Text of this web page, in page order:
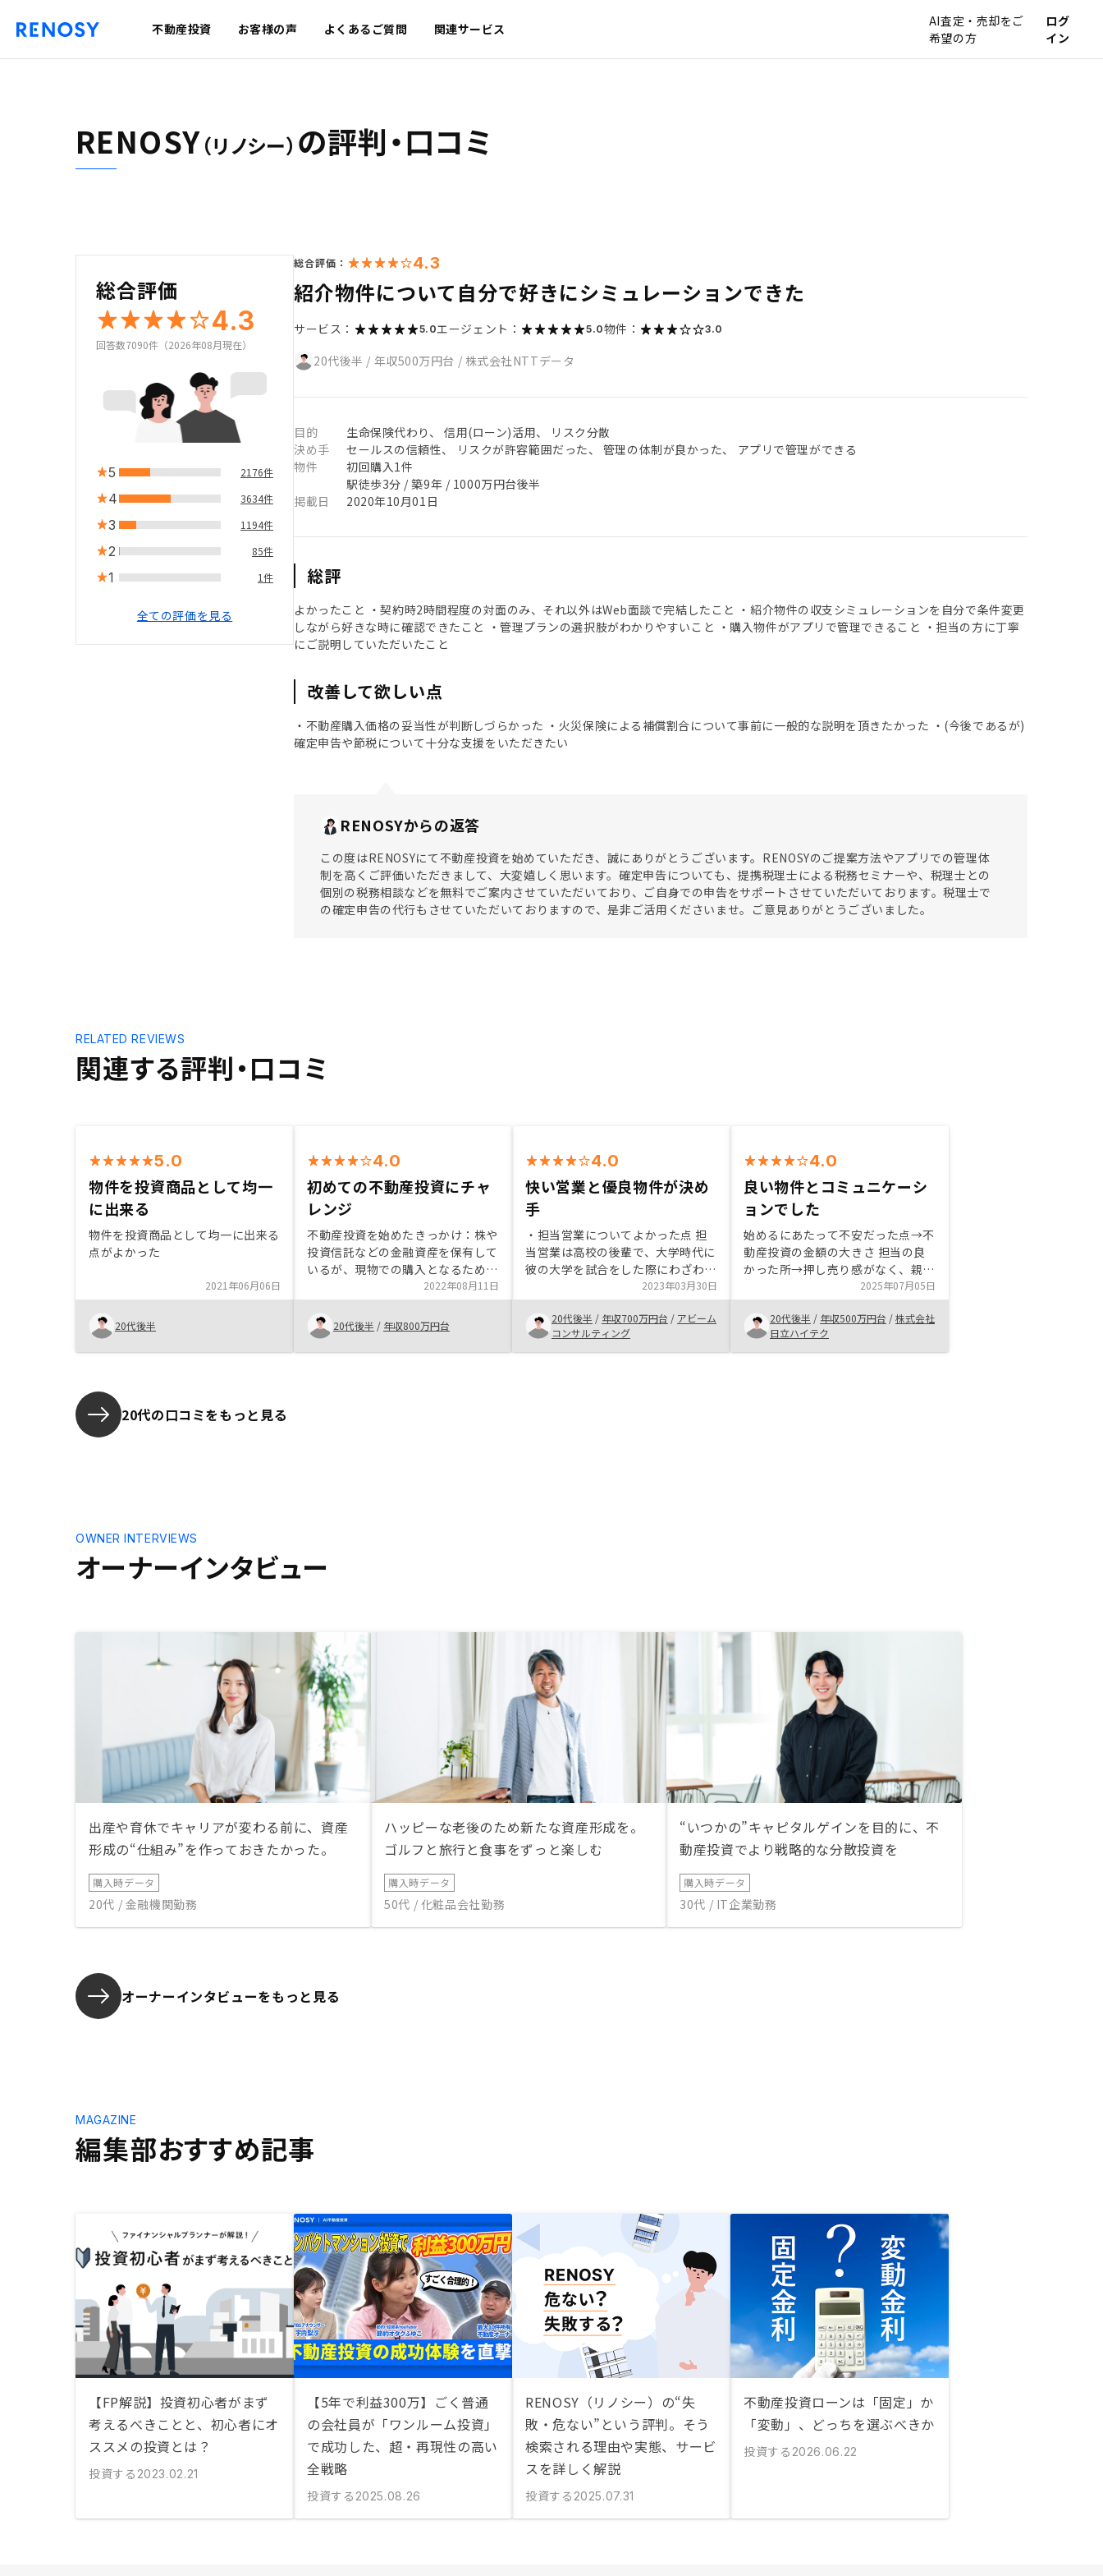
不動産投資 お客様の声 よくあるご質問 関連サービス
AI査定・売却をご
希望の方
ログ
イン
RENOSY（リノシー） の評判・口コミ
総合評価
4.3
回答数7090件（2026年08月現在）
5 2176件
4 3634件
3 1194件
2 85件
1 1件
全ての評価を見る
総合評価： 4.3
紹介物件について自分で好きにシミュレーションできた
サービス： 5.0エージェント： 5.0物件： 3.0
20代後半 / 年収500万円台 / 株式会社NTTデータ
目的
生命保険代わり、 信用(ローン)活用、 リスク分散
決め手
セールスの信頼性、 リスクが許容範囲だった、 管理の体制が良かった、 アプリで管理ができる
物件
初回購入1件
駅徒歩3分 / 築9年 / 1000万円台後半
掲載日
2020年10月01日
総評
よかったこと ・契約時2時間程度の対面のみ、それ以外はWeb面談で完結したこと ・紹介物件の収支シミュレーションを自分で条件変更
しながら好きな時に確認できたこと ・管理プランの選択肢がわかりやすいこと ・購入物件がアプリで管理できること ・担当の方に丁寧
にご説明していただいたこと
改善して欲しい点
・不動産購入価格の妥当性が判断しづらかった ・火災保険による補償割合について事前に一般的な説明を頂きたかった ・(今後であるが)
確定申告や節税について十分な支援をいただきたい
RENOSYからの返答
この度はRENOSYにて不動産投資を始めていただき、誠にありがとうございます。RENOSYのご提案方法やアプリでの管理体
制を高くご評価いただきまして、大変嬉しく思います。確定申告についても、提携税理士による税務セミナーや、税理士との
個別の税務相談などを無料でご案内させていただいており、ご自身での申告をサポートさせていただいております。税理士で
の確定申告の代行もさせていただいておりますので、是非ご活用くださいませ。ご意見ありがとうございました。
関連する評判・口コミ
RELATED REVIEWS
5.0
物件を投資商品として均一
に出来る
物件を投資商品として均一に出来る
点がよかった
2021年06月06日
20代後半
4.0
初めての不動産投資にチャ
レンジ
不動産投資を始めたきっかけ：株や
投資信託などの金融資産を保有して
いるが、現物での購入となるため、
借金して金融商品を保有できるとこ
ろに対し魅力を感じた。 RESONY
の理由：1棟アパートも検討した
が、サラリーマンとして管理が難し
く、区分マンションに魅力を感じた
2022年08月11日
20代後半 / 年収800万円台
4.0
快い営業と優良物件が決め
手
・担当営業についてよかった点 担
当営業は高校の後輩で、大学時代に
彼の大学を試合をした際にわざわざ
挨拶にきてくれたことを憶えていま
した。その後疎遠でしたが偶然再会
した際にその記憶があり、礼儀正し
く誠実な印象が強く、その印象が今
回の購入にも大きな後押しとなりま
2023年03月30日
20代後半 / 年収700万円台 / アビーム
コンサルティング
4.0
良い物件とコミュニケーシ
ョンでした
始めるにあたって不安だった点→不
動産投資の金額の大きさ 担当の良
かった所→押し売り感がなく、親切
なコミュニケーションであったこと
購入の決め手→物件の立地と値段
リノシーのオススメできる点→アプ
リなどのサービスの使いやすさ水災
保険の連絡が遅れないようにしてく
2025年07月05日
20代後半 / 年収500万円台 /株式会社
日立ハイテク
20代の口コミをもっと見る
オーナーインタビュー
OWNER INTERVIEWS
出産や育休でキャリアが変わる前に、資産
形成の“仕組み”を作っておきたかった。
購入時データ
20代 / 金融機関勤務
ハッピーな老後のため新たな資産形成を。
ゴルフと旅行と食事をずっと楽しむ
購入時データ
50代 / 化粧品会社勤務
“いつかの”キャピタルゲインを目的に、不
動産投資でより戦略的な分散投資を
購入時データ
30代 / IT企業勤務
オーナーインタビューをもっと見る
編集部おすすめ記事
MAGAZINE
【FP解説】投資初心者がまず
考えるべきことと、初心者にオ
ススメの投資とは？
投資する 2023.02.21
【5年で利益300万】ごく普通
の会社員が「ワンルーム投資」
で成功した、超・再現性の高い
全戦略
投資する 2025.08.26
RENOSY（リノシー）の“失
敗・危ない”という評判。そう
検索される理由や実態、サービ
スを詳しく解説
投資する 2025.07.31
不動産投資ローンは「固定」か
「変動」、どっちを選ぶべきか
投資する 2026.06.22